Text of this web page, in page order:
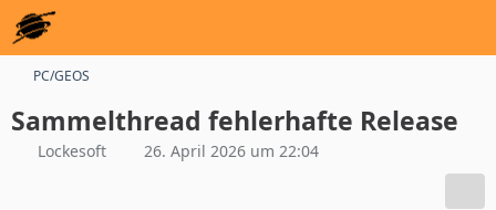
PC/GEOS
Sammelthread fehlerhafte Release
Lockesoft 26. April 2026 um 22:04